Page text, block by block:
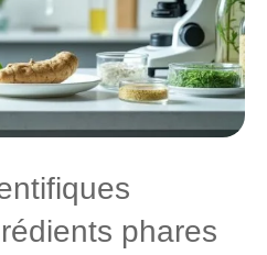
phares